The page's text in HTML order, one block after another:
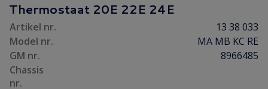
Thermostaat 20E 22E 24E
Artikel nr.
13 38 033
Model nr.
MA MB KC RE
GM nr.
8966485
Chassis
nr.